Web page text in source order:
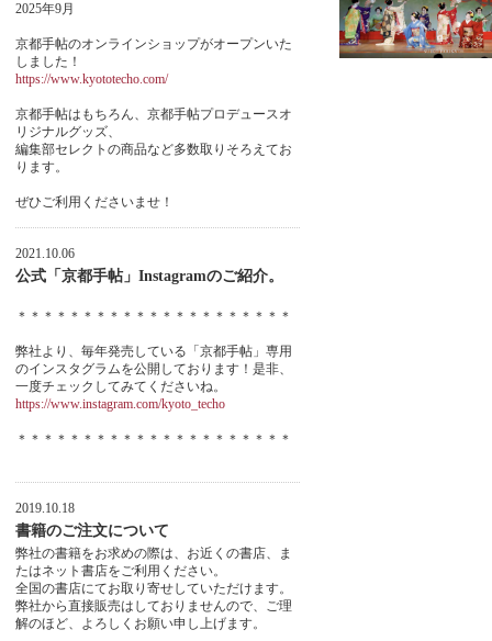
2025年9月
京都手帖のオンラインショップがオープンいた
しました！
https://www.kyototecho.com/
京都手帖はもちろん、京都手帖プロデュースオ
リジナルグッズ、
編集部セレクトの商品など多数取りそろえてお
ります。
ぜひご利用くださいませ！
2021.10.06
公式「京都手帖」Instagramのご紹介。
＊＊＊＊＊＊＊＊＊＊＊＊＊＊＊＊＊＊＊＊＊
弊社より、毎年発売している「京都手帖」専用
のインスタグラムを公開しております！是非、
一度チェックしてみてくださいね。
https://www.instagram.com/kyoto_techo
＊＊＊＊＊＊＊＊＊＊＊＊＊＊＊＊＊＊＊＊＊
2019.10.18
書籍のご注文について
弊社の書籍をお求めの際は、お近くの書店、ま
たはネット書店をご利用ください。
全国の書店にてお取り寄せしていただけます。
弊社から直接販売はしておりませんので、ご理
解のほど、よろしくお願い申し上げます。